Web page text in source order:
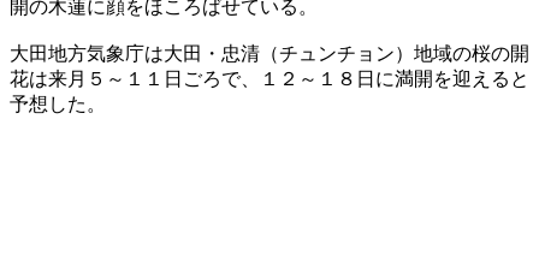
開の木蓮に顔をほころばせている。
大田地方気象庁は大田・忠清（チュンチョン）地域の桜の開
花は来月５～１１日ごろで、１２～１８日に満開を迎えると
予想した。